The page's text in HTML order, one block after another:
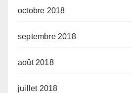
octobre 2018
septembre 2018
août 2018
juillet 2018